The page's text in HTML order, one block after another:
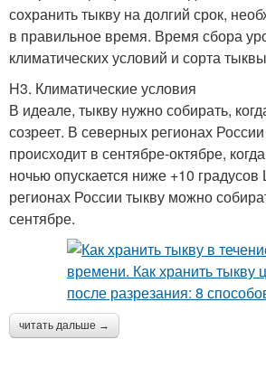
сохранить тыкву на долгий срок,
в правильное время. Время сбора
климатических условий и сорта
H3. Климатические условия
В идеале, тыкву нужно собирать,
созреет. В северных регионах
происходит в сентябре-октябре,
ночью опускается ниже +10
регионах России тыкву можно
сентябре.
читать дальше →